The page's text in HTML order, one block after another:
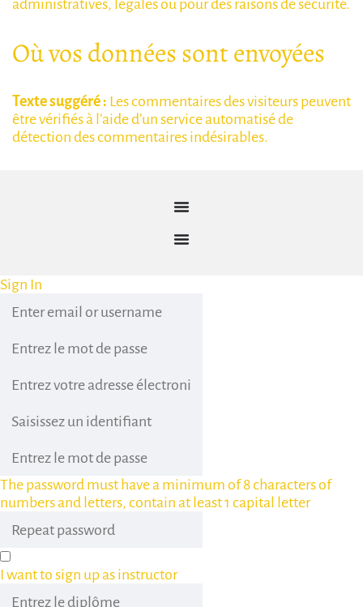
administratives, légales ou pour des raisons de sécurité.
Où vos données sont envoyées
Texte suggéré : Les commentaires des visiteurs peuvent
être vérifiés à l’aide d’un service automatisé de
détection des commentaires indésirables.
Sign In
The password must have a minimum of 8 characters of
numbers and letters, contain at least 1 capital letter
I want to sign up as instructor